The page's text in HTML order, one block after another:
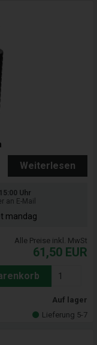
Weiterlesen
Uhr
an E-Mail
mandag
Alle Preise inkl. MwSt
61,50 EUR
Auf lager
Lieferung 5-7